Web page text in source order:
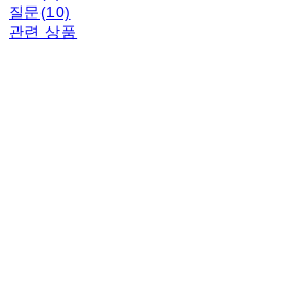
질문(10)
관련 상품